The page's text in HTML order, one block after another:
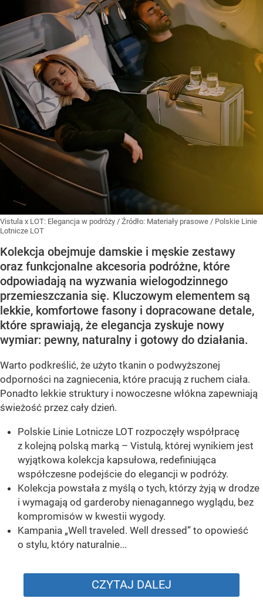
Vistula x LOT: Elegancja w podróży / Źródło: Materiały prasowe / Polskie Linie
Lotnicze LOT
Kolekcja obejmuje damskie i męskie zestawy
oraz funkcjonalne akcesoria podróżne, które
odpowiadają na wyzwania wielogodzinnego
przemieszczania się. Kluczowym elementem są
lekkie, komfortowe fasony i dopracowane detale,
które sprawiają, że elegancja zyskuje nowy
wymiar: pewny, naturalny i gotowy do działania.
Warto podkreślić, że użyto tkanin o podwyższonej
odporności na zagniecenia, które pracują z ruchem ciała.
Ponadto lekkie struktury i nowoczesne włókna zapewniają
świeżość przez cały dzień.
Polskie Linie Lotnicze LOT rozpoczęły współpracę
z kolejną polską marką – Vistulą, której wynikiem jest
wyjątkowa kolekcja kapsułowa, redefiniująca
współczesne podejście do elegancji w podróży.
Kolekcja powstała z myślą o tych, którzy żyją w drodze
i wymagają od garderoby nienagannego wyglądu, bez
kompromisów w kwestii wygody.
Kampania „Well traveled. Well dressed” to opowieść
o stylu, który naturalnie...
CZYTAJ DALEJ